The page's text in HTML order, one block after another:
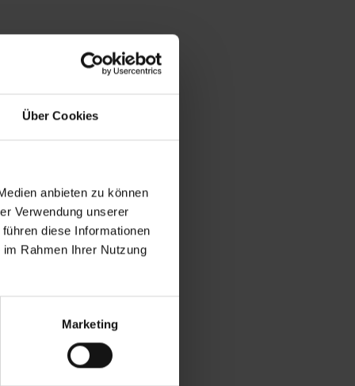
Über Cookies
anbieten zu können
Verwendung unserer
diese Informationen
Rahmen Ihrer Nutzung
Marketing